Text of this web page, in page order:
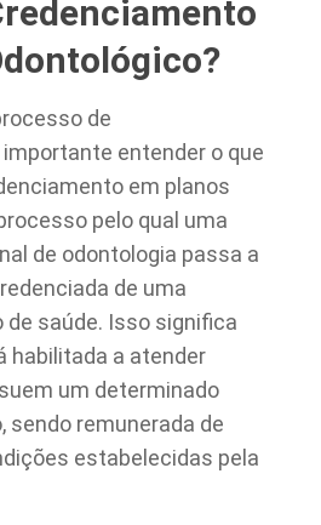
de
entender o que
em planos
pelo qual uma
de odontologia passa a
de uma
de saúde. Isso significa
habilitada a atender
um determinado
sendo remunerada de
estabelecidas pela